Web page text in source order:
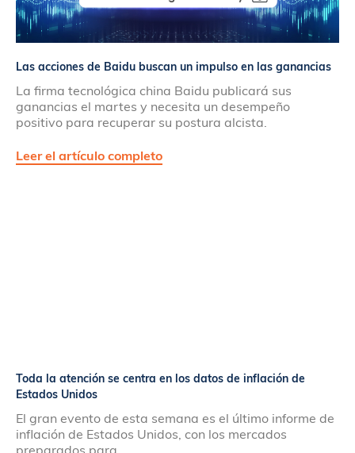
Las acciones de Baidu buscan un impulso en las ganancias
La firma tecnológica china Baidu publicará sus
ganancias el martes y necesita un desempeño
positivo para recuperar su postura alcista.
Leer el artículo completo
Toda la atención se centra en los datos de inflación de
Estados Unidos
El gran evento de esta semana es el último informe de
inflación de Estados Unidos, con los mercados